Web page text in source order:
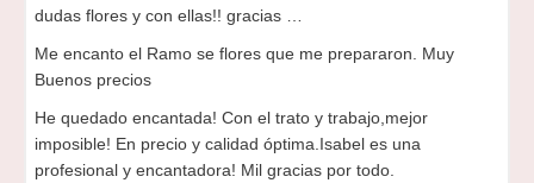
dudas flores y con ellas!! gracias …
Me encanto el Ramo se flores que me prepararon. Muy
Buenos precios
He quedado encantada! Con el trato y trabajo,mejor
imposible! En precio y calidad óptima.Isabel es una
profesional y encantadora! Mil gracias por todo.